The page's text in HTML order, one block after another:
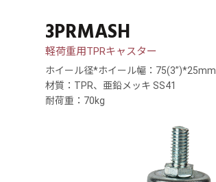
3PRMASH
軽荷重用TPRキャスター
ホイール径*ホイール幅：75(3”)*25mm
材質：TPR、亜鉛メッキ SS41
耐荷重：70kg